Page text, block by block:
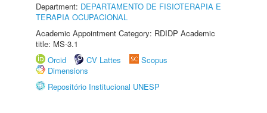
Department: DEPARTAMENTO DE FISIOTERAPIA E
TERAPIA OCUPACIONAL
Academic Appointment Category: RDIDP Academic
title: MS-3.1
Orcid
CV Lattes
Scopus
Dimensions
Repositório Institucional UNESP